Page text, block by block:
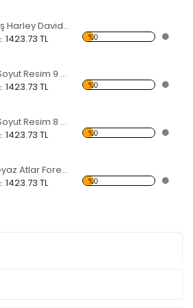
Alev Almış Harley Davidson Forex Tablo
1423.73 TL %0
Modern Soyut Resim 9 Forex Tablo
1423.73 TL %0
Modern Soyut Resim 8 Forex Tablo
1423.73 TL %0
Koşan Beyaz Atlar Forex Tablo
1423.73 TL %0